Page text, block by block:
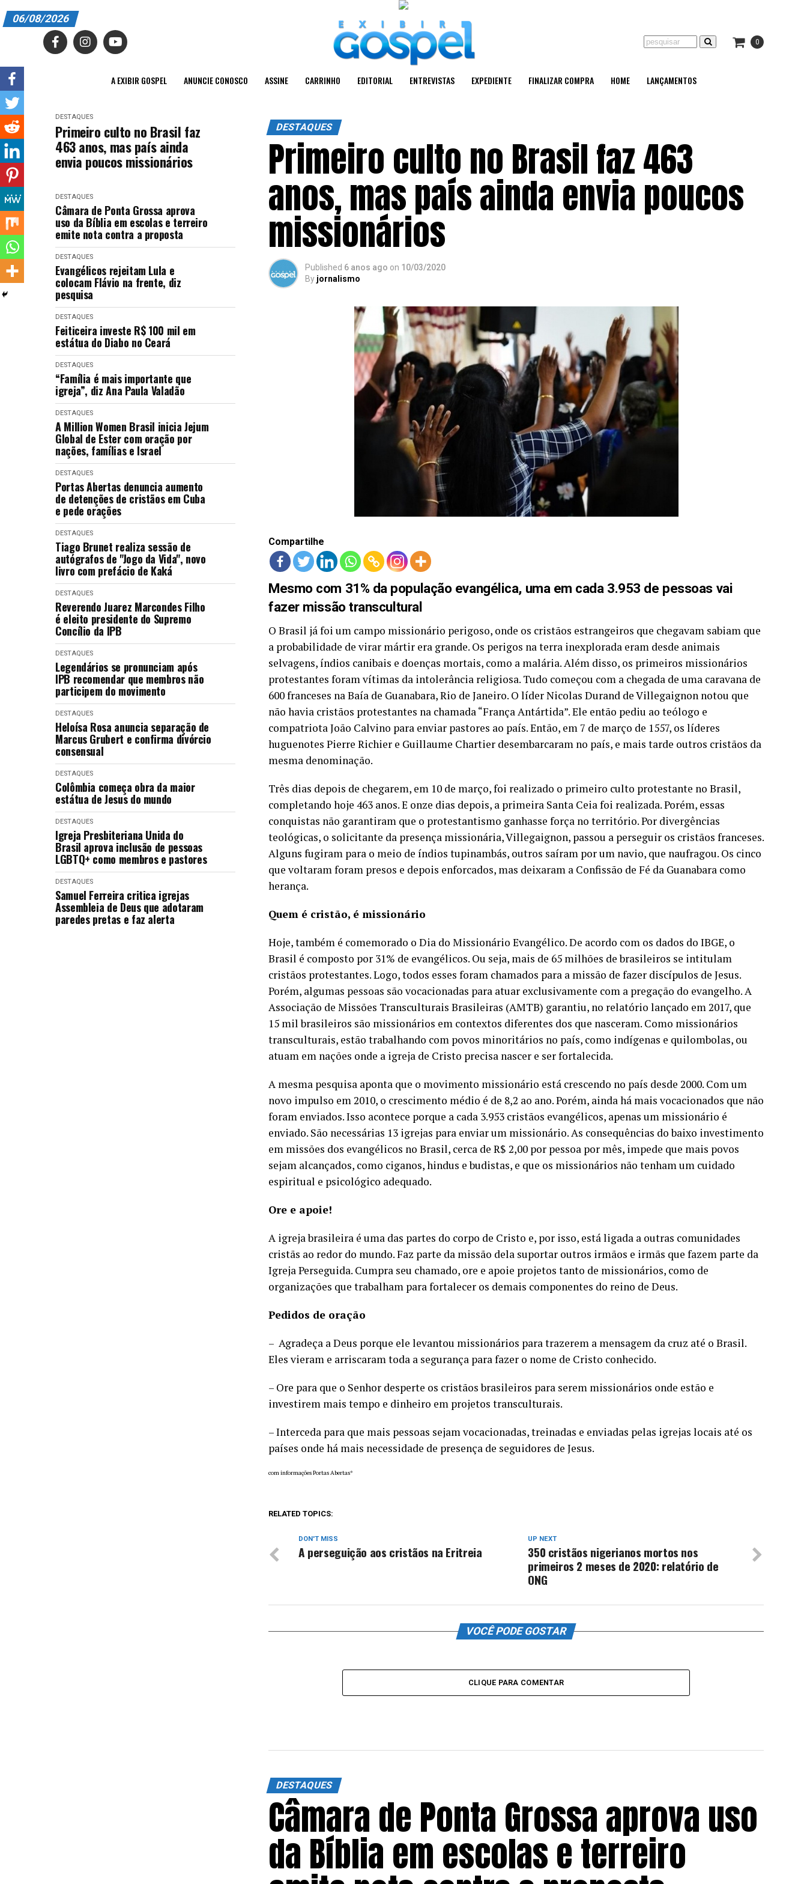
A EXIBIR GOSPEL
EDITORIAL
EXPEDIENTE
FINALIZAR COMPRA
HOME
LANÇAMENTOS
06/08/2026
0
A EXIBIR GOSPEL ANUNCIE CONOSCO ASSINE CARRINHO EDITORIAL ENTREVISTAS EXPEDIENTE FINALIZAR COMPRA HOME LANÇAMENTOS
DESTAQUES
Primeiro culto no Brasil faz
463 anos, mas país ainda
envia poucos missionários
DESTAQUES
Câmara de Ponta Grossa aprova
uso da Bíblia em escolas e terreiro
emite nota contra a proposta
DESTAQUES
Evangélicos rejeitam Lula e
colocam Flávio na frente, diz
pesquisa
DESTAQUES
Feiticeira investe R$ 100 mil em
estátua do Diabo no Ceará
DESTAQUES
“Família é mais importante que
igreja”, diz Ana Paula Valadão
DESTAQUES
A Million Women Brasil inicia Jejum
Global de Ester com oração por
nações, famílias e Israel
DESTAQUES
Portas Abertas denuncia aumento
de detenções de cristãos em Cuba
e pede orações
DESTAQUES
Tiago Brunet realiza sessão de
autógrafos de "Jogo da Vida", novo
livro com prefácio de Kaká
DESTAQUES
Reverendo Juarez Marcondes Filho
é eleito presidente do Supremo
Concílio da IPB
DESTAQUES
Legendários se pronunciam após
IPB recomendar que membros não
participem do movimento
DESTAQUES
Heloísa Rosa anuncia separação de
Marcus Grubert e confirma divórcio
consensual
DESTAQUES
Colômbia começa obra da maior
estátua de Jesus do mundo
DESTAQUES
Igreja Presbiteriana Unida do
Brasil aprova inclusão de pessoas
LGBTQ+ como membros e pastores
DESTAQUES
Samuel Ferreira critica igrejas
Assembleia de Deus que adotaram
paredes pretas e faz alerta
DESTAQUES
Primeiro culto no Brasil faz 463
anos, mas país ainda envia poucos
missionários
Published 6 anos ago on 10/03/2020
By jornalismo
Compartilhe
Mesmo com 31% da população evangélica, uma em cada 3.953 de pessoas vai
fazer missão transcultural
O Brasil já foi um campo missionário perigoso, onde os cristãos estrangeiros que chegavam sabiam que
a probabilidade de virar mártir era grande. Os perigos na terra inexplorada eram desde animais
selvagens, índios canibais e doenças mortais, como a malária. Além disso, os primeiros missionários
protestantes foram vítimas da intolerância religiosa. Tudo começou com a chegada de uma caravana de
600 franceses na Baía de Guanabara, Rio de Janeiro. O líder Nicolas Durand de Villegaignon notou que
não havia cristãos protestantes na chamada “França Antártida”. Ele então pediu ao teólogo e
compatriota João Calvino para enviar pastores ao país. Então, em 7 de março de 1557, os líderes
huguenotes Pierre Richier e Guillaume Chartier desembarcaram no país, e mais tarde outros cristãos da
mesma denominação.
Três dias depois de chegarem, em 10 de março, foi realizado o primeiro culto protestante no Brasil,
completando hoje 463 anos. E onze dias depois, a primeira Santa Ceia foi realizada. Porém, essas
conquistas não garantiram que o protestantismo ganhasse força no território. Por divergências
teológicas, o solicitante da presença missionária, Villegaignon, passou a perseguir os cristãos franceses.
Alguns fugiram para o meio de índios tupinambás, outros saíram por um navio, que naufragou. Os cinco
que voltaram foram presos e depois enforcados, mas deixaram a Confissão de Fé da Guanabara como
herança.
Quem é cristão, é missionário
Hoje, também é comemorado o Dia do Missionário Evangélico. De acordo com os dados do IBGE, o
Brasil é composto por 31% de evangélicos. Ou seja, mais de 65 milhões de brasileiros se intitulam
cristãos protestantes. Logo, todos esses foram chamados para a missão de fazer discípulos de Jesus.
Porém, algumas pessoas são vocacionadas para atuar exclusivamente com a pregação do evangelho. A
Associação de Missões Transculturais Brasileiras (AMTB) garantiu, no relatório lançado em 2017, que
15 mil brasileiros são missionários em contextos diferentes dos que nasceram. Como missionários
transculturais, estão trabalhando com povos minoritários no país, como indígenas e quilombolas, ou
atuam em nações onde a igreja de Cristo precisa nascer e ser fortalecida.
A mesma pesquisa aponta que o movimento missionário está crescendo no país desde 2000. Com um
novo impulso em 2010, o crescimento médio é de 8,2 ao ano. Porém, ainda há mais vocacionados que não
foram enviados. Isso acontece porque a cada 3.953 cristãos evangélicos, apenas um missionário é
enviado. São necessárias 13 igrejas para enviar um missionário. As consequências do baixo investimento
em missões dos evangélicos no Brasil, cerca de R$ 2,00 por pessoa por mês, impede que mais povos
sejam alcançados, como ciganos, hindus e budistas, e que os missionários não tenham um cuidado
espiritual e psicológico adequado.
Ore e apoie!
A igreja brasileira é uma das partes do corpo de Cristo e, por isso, está ligada a outras comunidades
cristãs ao redor do mundo. Faz parte da missão dela suportar outros irmãos e irmãs que fazem parte da
Igreja Perseguida. Cumpra seu chamado, ore e apoie projetos tanto de missionários, como de
organizações que trabalham para fortalecer os demais componentes do reino de Deus.
Pedidos de oração
– Agradeça a Deus porque ele levantou missionários para trazerem a mensagem da cruz até o Brasil.
Eles vieram e arriscaram toda a segurança para fazer o nome de Cristo conhecido.
– Ore para que o Senhor desperte os cristãos brasileiros para serem missionários onde estão e
investirem mais tempo e dinheiro em projetos transculturais.
– Interceda para que mais pessoas sejam vocacionadas, treinadas e enviadas pelas igrejas locais até os
países onde há mais necessidade de presença de seguidores de Jesus.
com informações Portas Abertas*
RELATED TOPICS:
UP NEXT
350 cristãos nigerianos mortos nos
primeiros 2 meses de 2020: relatório de
ONG
DON'T MISS
A perseguição aos cristãos na Eritreia
VOCÊ PODE GOSTAR
CLIQUE PARA COMENTAR
DESTAQUES
Câmara de Ponta Grossa aprova uso
da Bíblia em escolas e terreiro